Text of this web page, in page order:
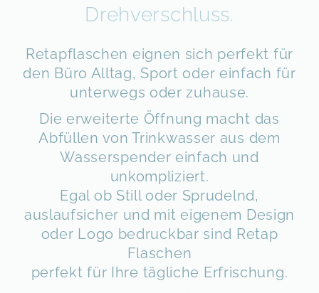
Drehverschluss.
Retapflaschen eignen sich perfekt für
den Büro Alltag, Sport oder einfach für
unterwegs oder zuhause.
Die erweiterte Öffnung macht das
Abfüllen von Trinkwasser aus dem
Wasserspender einfach und
unkompliziert.
Egal ob Still oder Sprudelnd,
auslaufsicher und mit eigenem Design
oder Logo bedruckbar sind Retap
Flaschen
perfekt für Ihre tägliche Erfrischung.